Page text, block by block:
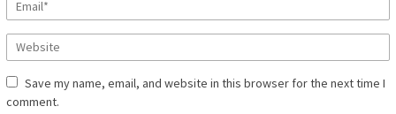
Save my name, email, and website in this browser for the next time I
comment.